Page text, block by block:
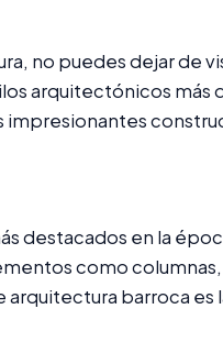
no puedes dejar de
arquitectónicos más
impresionantes
destacados en la
como
barroca es